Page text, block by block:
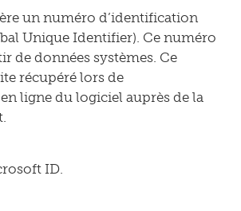
un numéro d’identification
Unique Identifier). Ce numéro
de données systèmes. Ce
récupéré lors de
ligne du logiciel auprès de la
ID.